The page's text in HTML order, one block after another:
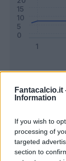
Fantacalcio.it
Information
If you wish to
processing of
targeted
section to
Riepilogo